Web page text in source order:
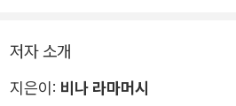
값을 발생시키고, 설계하고있는 해당 시
는 주체다.
저자 소개
지은이: 비나 라마머시